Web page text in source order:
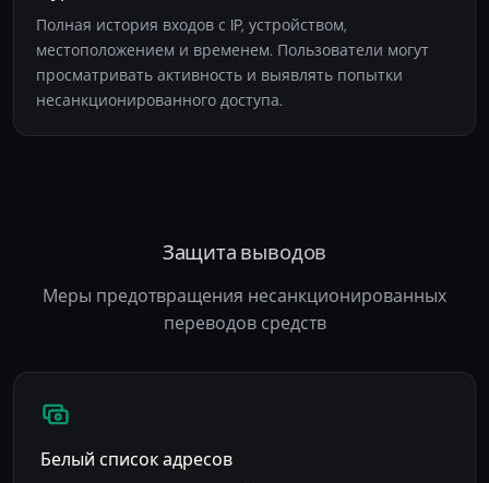
Полная история входов с IP, устройством,
местоположением и временем. Пользователи могут
просматривать активность и выявлять попытки
несанкционированного доступа.
Защита выводов
Меры предотвращения несанкционированных
переводов средств
Белый список адресов